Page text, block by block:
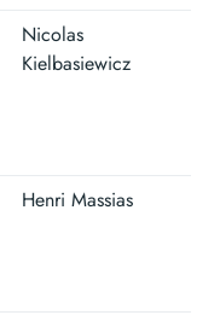
Nicolas
Kielbasiewicz
Henri Massias